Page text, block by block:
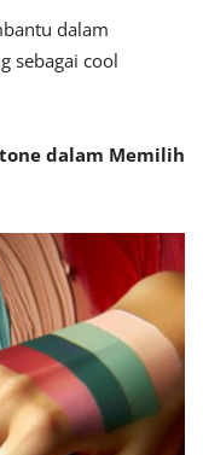
dalam
sebagai cool
dalam Memilih